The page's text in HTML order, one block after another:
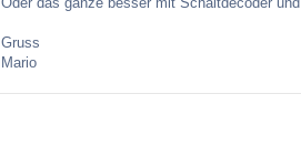
Gruss
Mario